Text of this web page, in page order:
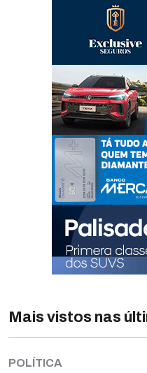
Mais vistos nas
POLÍTICA